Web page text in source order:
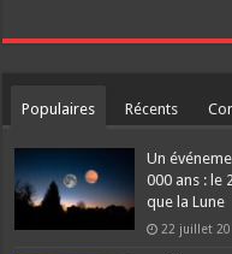
Populaires Récents
Un
000 ans : le
que la Lune
22 juillet